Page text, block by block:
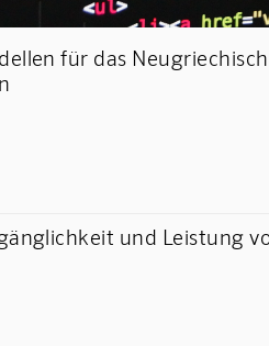
für das
und Leistung